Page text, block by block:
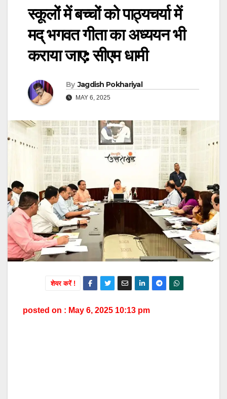
स्कूलों में बच्चों को पाठ्यचर्या में
मद् भगवत गीता का अध्ययन भी
कराया जाए: सीएम धामी
By Jagdish Pokhariyal
MAY 6, 2025
शेयर करें !
posted on : May 6, 2025 10:13 pm